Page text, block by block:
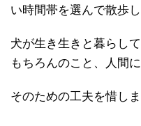
い時間帯を選んで散歩し
犬が生き生きと暮らし
もちろんのこと、人間
そのための工夫を惜し